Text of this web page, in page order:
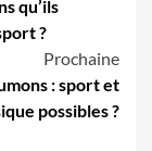
qu’ils
?
Prochaine
: sport et
possibles ?